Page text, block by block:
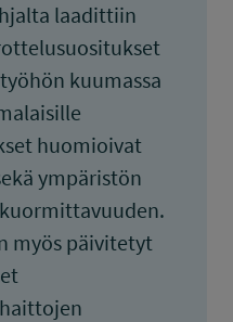
laadittiin
kuumassa
huomioivat
ympäristön
myös päivitetyt